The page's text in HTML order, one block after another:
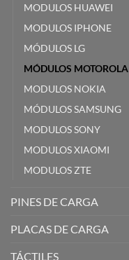
MODULOS HUAWEI
MODULOS IPHONE
MÓDULOS LG
MÓDULOS MOTOROLA
MODULOS NOKIA
MÓDULOS SAMSUNG
MODULOS SONY
MODULOS XIAOMI
MODULOS ZTE
PINES DE CARGA
PLACAS DE CARGA
TÁCTILES